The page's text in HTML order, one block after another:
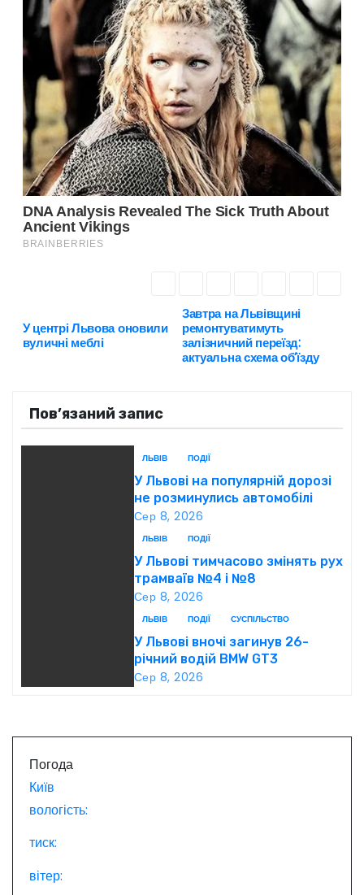
Н
а
і
и
с
в
Завтра на Львівщині
ремонтуватимуть
залізничний переїзд:
актуальна схема об’їзду
У центрі Львова оновили
вуличні меблі
Пов’язаний запис
ЛЬВІВ ПОДІЇ
У Львові на популярній дорозі
не розминулись автомобілі
Сер 8, 2026
ЛЬВІВ ПОДІЇ
У Львові тимчасово змінять рух
трамваїв №4 і №8
Сер 8, 2026
ЛЬВІВ ПОДІЇ СУСПІЛЬСТВО
У Львові вночі загинув 26-
річний водій BMW GT3
Сер 8, 2026
Погода
Київ
вологість:
тиск:
вітер: